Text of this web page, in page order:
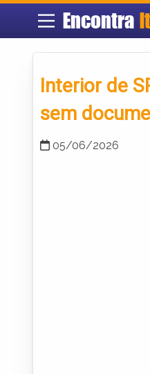
Encontra
Interior de
sem
05/06/2026